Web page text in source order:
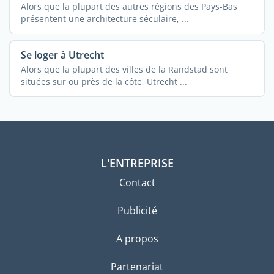
Alors que la plupart des autres régions des Pays-Bas
présentent une architecture séculaire, ...
Se loger à Utrecht
Alors que la plupart des villes de la Randstad sont
situées sur ou près de la côte, Utrecht ...
L'ENTREPRISE
Contact
Publicité
A propos
Partenariat